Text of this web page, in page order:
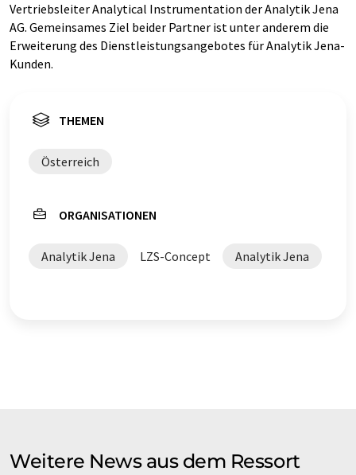
Vertriebsleiter Analytical Instrumentation der Analytik Jena
AG. Gemeinsames Ziel beider Partner ist unter anderem die
Erweiterung des Dienstleistungsangebotes für Analytik Jena-
Kunden.
THEMEN
Österreich
ORGANISATIONEN
Analytik Jena LZS-Concept Analytik Jena
Weitere News aus dem Ressort